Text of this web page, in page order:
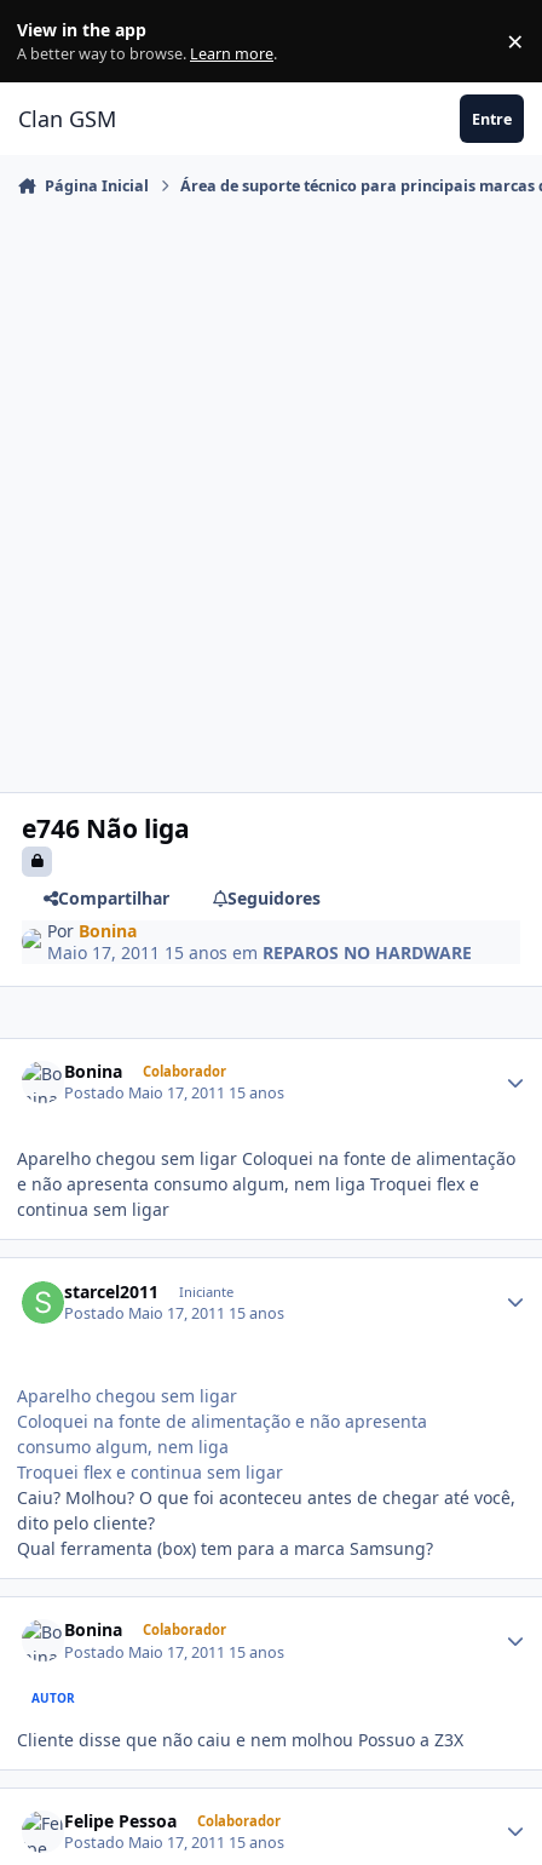
View in the app
A better way to browse. Learn more. ×
Clan GSM Entre
Página Inicial Área de suporte técnico para principais marcas
e746 Não liga
Compartilhar
Seguidores
Por Bonina
Maio 17, 2011 15 anos em REPAROS NO HARDWARE
Bonina Colaborador
Postado Maio 17, 2011 15 anos
Aparelho chegou sem ligar Coloquei na fonte de alimentação
e não apresenta consumo algum, nem liga Troquei flex e
continua sem ligar
starcel2011 Iniciante
Postado Maio 17, 2011 15 anos
Aparelho chegou sem ligar
Coloquei na fonte de alimentação e não apresenta
consumo algum, nem liga
Troquei flex e continua sem ligar
Caiu? Molhou? O que foi aconteceu antes de chegar até você,
dito pelo cliente?
Qual ferramenta (box) tem para a marca Samsung?
Bonina Colaborador
Postado Maio 17, 2011 15 anos
AUTOR
Cliente disse que não caiu e nem molhou Possuo a Z3X
Felipe Pessoa Colaborador
Postado Maio 17, 2011 15 anos